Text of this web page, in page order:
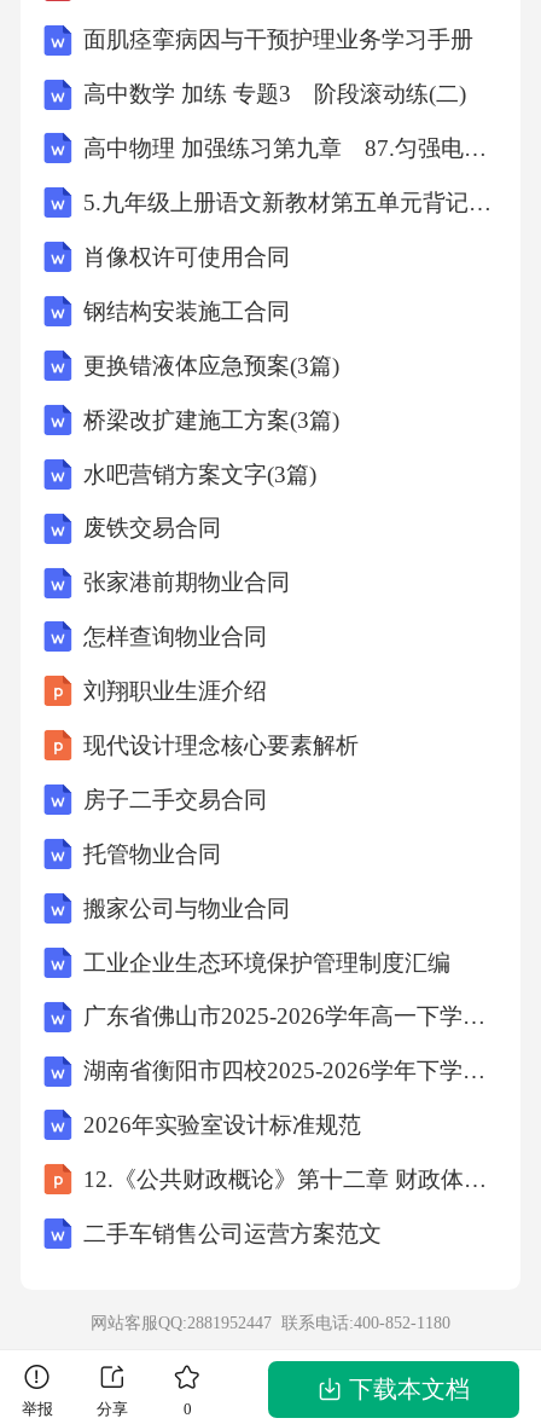
大桥洞流过，发大水的时候，河水还可以从四
创举，既减轻了流水对桥身的冲击力，使桥不
容易被大水冲毁，又减轻了桥身的重量，节省
了石料。1.选段主要描写了赵州桥的什么特点？
（2分）__________________________________
设计”指的是什么设计？请用“______”在选段中
画出相关句子（2分）3.结合选段，说说为什么
说“这种设计，在建桥史上是一个创举”？（4
分）_____________________________________
___________________________二、课外阅读
（15分）小虾的乐园我家的鱼缸里养着一群可
爱的小虾，它们是我从河边捞来的，就像一个
个小小的“铠甲战士”，浑身披着青灰色的硬壳，
灵，和课文《小虾》里描写的模样一模一样。
小虾的脾气可有意思了。它们平时很温和，总
是成群结队地在水底嬉戏，有的在水草间穿
梭，有的在石头缝里躲猫猫，有的则用钳子轻
轻夹着水草，好像在荡秋千。可一旦遇到“敌
人”，它们就会立刻竖起触须，张开钳子，摆出
一副战斗的样子，别提多威风了。有一次，我
往鱼缸里放了一块小石子，一只小虾以为是敌
到发现没有危险，才慢悠悠地松开。看着这群
活泼可爱的小虾，我不禁想起了课文里的内
容。《小虾》让我了解了小虾的习性，《石
蜂》让我看到了小昆虫的奇妙，《海底世界》
努力生活，绽放光彩。1.短文主要写了一件什么
面肌痉挛病因与干预护理业务学习手册
高中数学 加练 专题3 阶段滚动练(二)
高中物理 加强练习第九章 87.匀强电场中电势差与电场强度的关系
5.九年级上册语文新教材第五单元背记手册
肖像权许可使用合同
钢结构安装施工合同
更换错液体应急预案(3篇)
桥梁改扩建施工方案(3篇)
水吧营销方案文字(3篇)
废铁交易合同
张家港前期物业合同
怎样查询物业合同
刘翔职业生涯介绍
现代设计理念核心要素解析
房子二手交易合同
托管物业合同
搬家公司与物业合同
工业企业生态环境保护管理制度汇编
广东省佛山市2025-2026学年高一下学期期末考试数学试卷
湖南省衡阳市四校2025-2026学年下学期期末检测 七年级地理试卷（含答案）
2026年实验室设计标准规范
12.《公共财政概论》第十二章 财政体制 改
二手车销售公司运营方案范文
网站客服QQ:2881952447 联系电话:400-852-1180
举报 分享 0
下载本文档